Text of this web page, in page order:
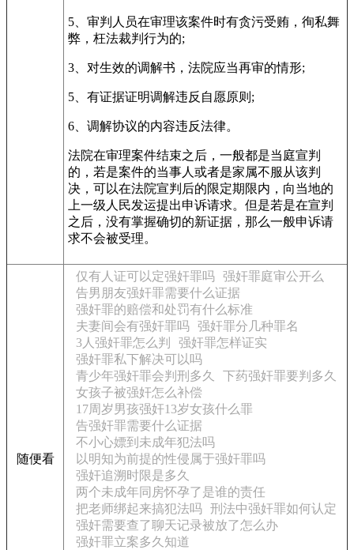
5、审判人员在审理该案件时有贪污受贿，徇私舞
弊，枉法裁判行为的;
3、对生效的调解书，法院应当再审的情形;
5、有证据证明调解违反自愿原则;
6、调解协议的内容违反法律。
法院在审理案件结束之后，一般都是当庭宣判
的，若是案件的当事人或者是家属不服从该判
决，可以在法院宣判后的限定期限内，向当地的
上一级人民发运提出申诉请求。但是若是在宣判
之后，没有掌握确切的新证据，那么一般申诉请
求不会被受理。
随便看
仅有人证可以定强奸罪吗 强奸罪庭审公开么
告男朋友强奸罪需要什么证据
强奸罪的赔偿和处罚有什么标准
夫妻间会有强奸罪吗 强奸罪分几种罪名
3人强奸罪怎么判
强奸罪怎样证实
强奸罪私下解决可以吗
青少年强奸罪会判刑多久
下药强奸罪要判多久
女孩子被强奸怎么补偿
17周岁男孩强奸13岁女孩什么罪
告强奸罪需要什么证据
不小心嫖到未成年犯法吗
以明知为前提的性侵属于强奸罪吗
强奸追溯时限是多久
两个未成年同房怀孕了是谁的责任
把老师绑起来搞犯法吗 刑法中强奸罪如何认定
强奸需要查了聊天记录被放了怎么办
强奸罪立案多久知道